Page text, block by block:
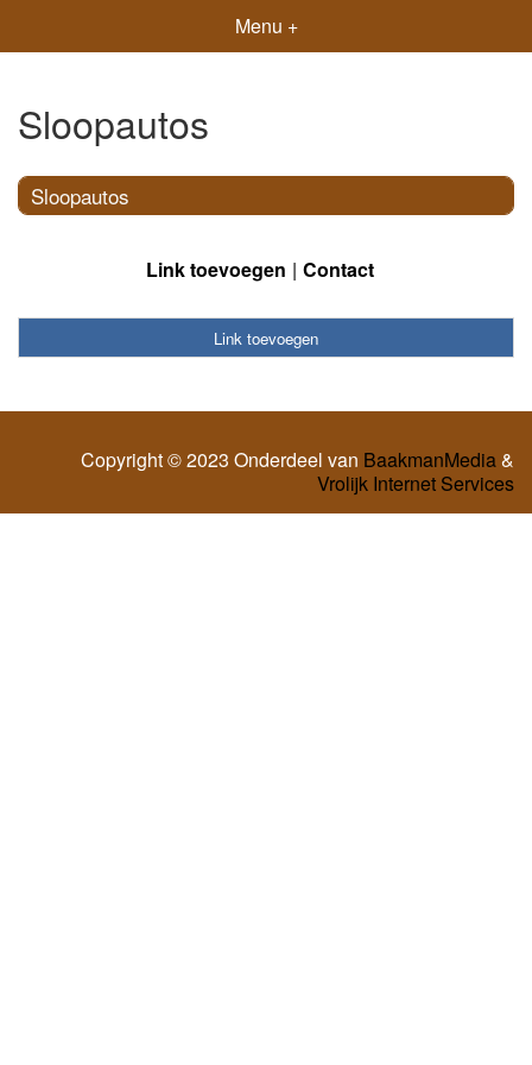
Menu +
Sloopautos
Sloopautos
Link toevoegen Contact
Link toevoegen
Copyright © 2023 Onderdeel van BaakmanMedia&
Vrolijk Internet Services